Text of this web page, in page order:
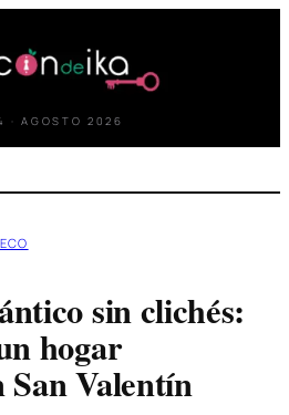
· AGOSTO 2026
sin clichés:
hogar
San Valentín